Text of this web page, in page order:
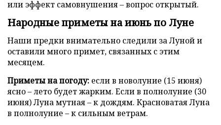
или эффект самовнушения – вопрос открытый.
Народные приметы на июнь по Луне
Наши предки внимательно следили за Луной и
оставили много примет, связанных с этим
месяцем.
Приметы на погоду: если в новолуние (15 июня)
ясно – лето будет жарким. Если в полнолуние (30
июня) Луна мутная – к дождям. Красноватая Луна
в полнолуние – к сильным ветрам.